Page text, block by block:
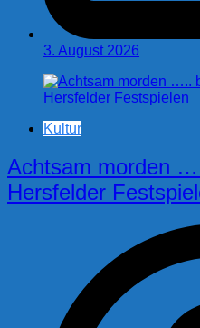
3. August 2026
Kultur
Achtsam morden
Hersfelder